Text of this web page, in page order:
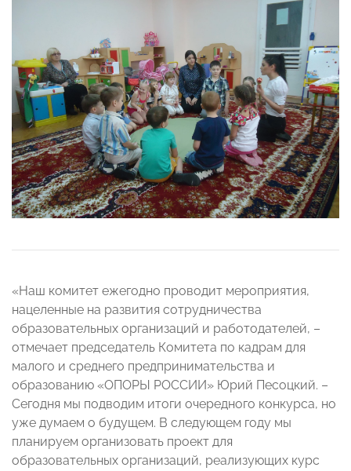
«Наш комитет ежегодно проводит мероприятия,
нацеленные на развития сотрудничества
образовательных организаций и работодателей, –
отмечает председатель Комитета по кадрам для
малого и среднего предпринимательства и
образованию «ОПОРЫ РОССИИ» Юрий Песоцкий. –
Сегодня мы подводим итоги очередного конкурса, но
уже думаем о будущем. В следующем году мы
планируем организовать проект для
образовательных организаций, реализующих курс